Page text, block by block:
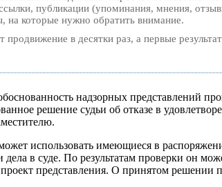
публикации (упоминания, мнения,
на которые нужно обратить внимание.
продвижение в десятки раз, а первые
надзорных представлений
решение судьи об отказе в
использовать имеющиеся в
в суде. По результатам проверки он
представления. О принятом решении